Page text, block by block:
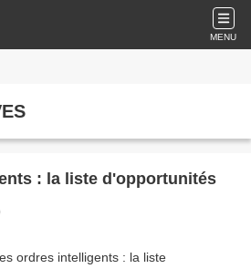
MENU
: la liste d'opportunités